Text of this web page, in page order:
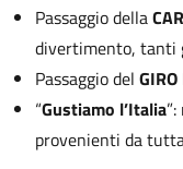
Passaggio della
divertimento, tanti
Passaggio del GIRO
“Gustiamo l’Italia
provenienti da